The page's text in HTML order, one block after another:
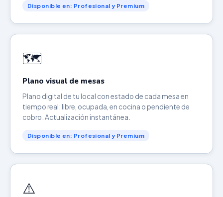
Disponible en: Profesional y Premium
🗺️
Plano visual de mesas
Plano digital de tu local con estado de cada mesa en
tiempo real: libre, ocupada, en cocina o pendiente de
cobro. Actualización instantánea.
Disponible en: Profesional y Premium
⚠️